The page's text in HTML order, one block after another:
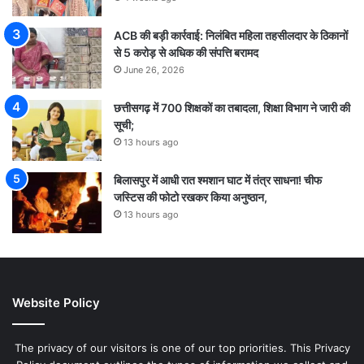
ACB की बड़ी कार्रवाई: निलंबित महिला तहसीलदार के ठिकानों
से 5 करोड़ से अधिक की संपत्ति बरामद
June 26, 2026
छत्तीसगढ़ में 700 शिक्षकों का तबादला, शिक्षा विभाग ने जारी की
सूची;
13 hours ago
बिलासपुर में आधी रात श्मशान घाट में तंत्र साधना! चीफ
जस्टिस की फोटो रखकर किया अनुष्ठान,
13 hours ago
Website Policy
The privacy of our visitors is one of our top priorities. This Privacy